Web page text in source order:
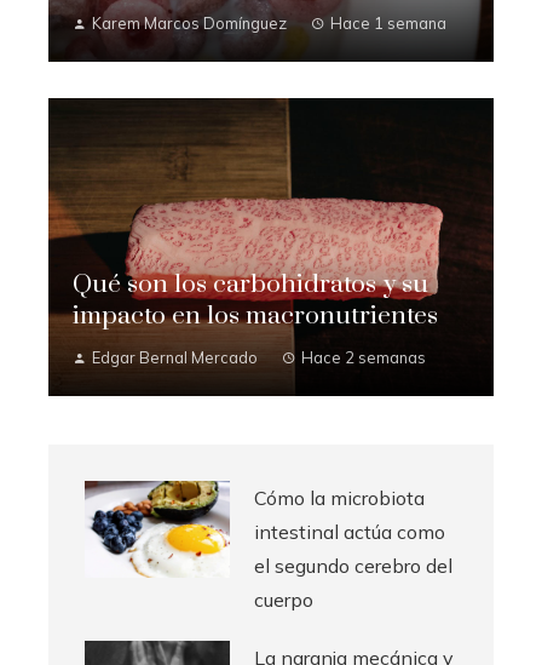
Karem Marcos Domínguez Hace 1 semana
Qué son los carbohidratos y su
impacto en los macronutrientes
Edgar Bernal Mercado Hace 2 semanas
Cómo la microbiota
intestinal actúa como
el segundo cerebro del
cuerpo
La naranja mecánica y